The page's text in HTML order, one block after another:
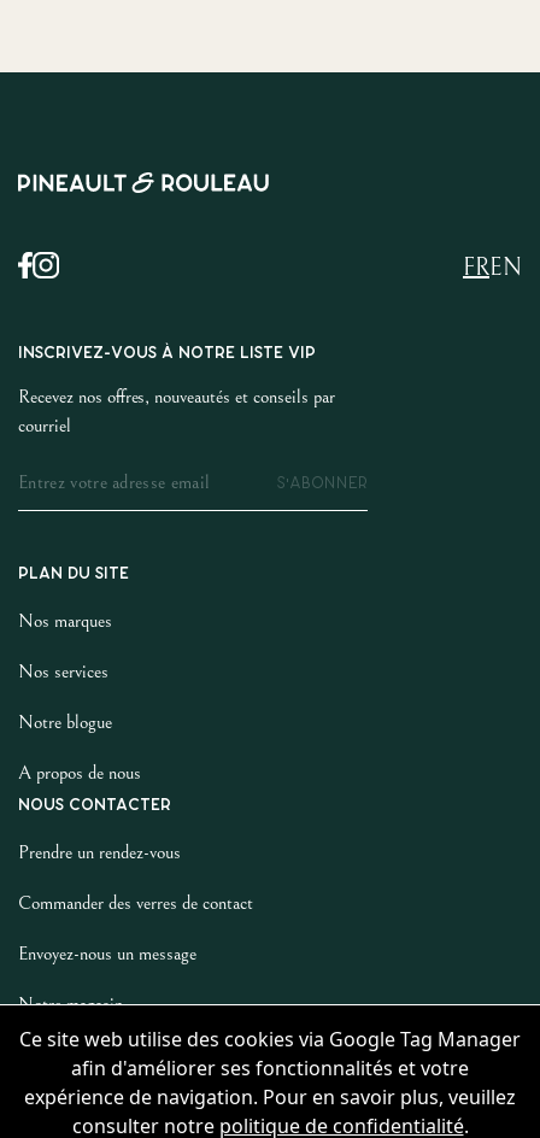
Ce site web utilise des cookies via Google Tag Manager
afin d'améliorer ses fonctionnalités et votre
expérience de navigation. Pour en savoir plus, veuillez
consulter notre politique de confidentialité.
EN
FR
INSCRIVEZ-VOUS À NOTRE LISTE VIP
Recevez nos offres, nouveautés et conseils par
courriel
S'ABONNER
PLAN DU SITE
Nos marques
Nos services
Notre blogue
A propos de nous
NOUS CONTACTER
Prendre un rendez-vous
Commander des verres de contact
Envoyez-nous un message
Notre magasin
LES AUTRES
Politique De Confidentialité